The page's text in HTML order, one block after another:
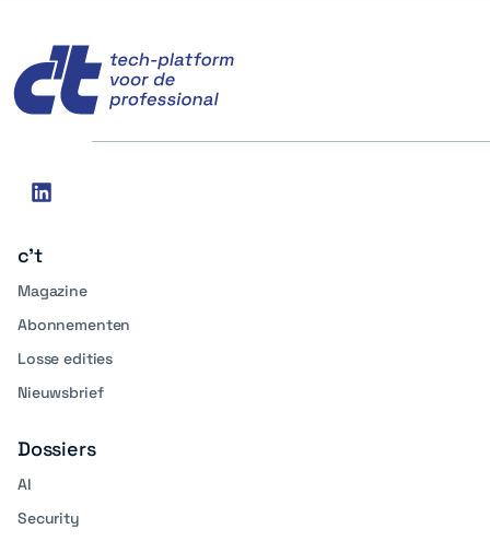
Social
linkedin
c't
Magazine
Abonnementen
Losse edities
Nieuwsbrief
Dossiers
AI
Security